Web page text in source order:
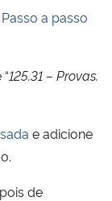
Passo a passo
125.31 – Provas.
e adicione
de